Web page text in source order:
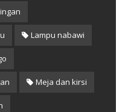
Lampu nabawi
Meja dan kirsi